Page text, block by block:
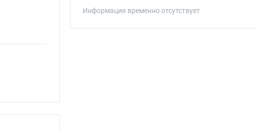
Информация временно отсутствует